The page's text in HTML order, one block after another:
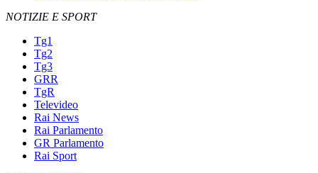
NOTIZIE E SPORT
Tg1
Tg2
Tg3
GRR
TgR
Televideo
Rai News
Rai Parlamento
GR Parlamento
Rai Sport